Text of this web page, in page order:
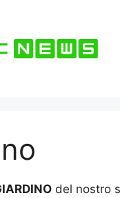
del nostro